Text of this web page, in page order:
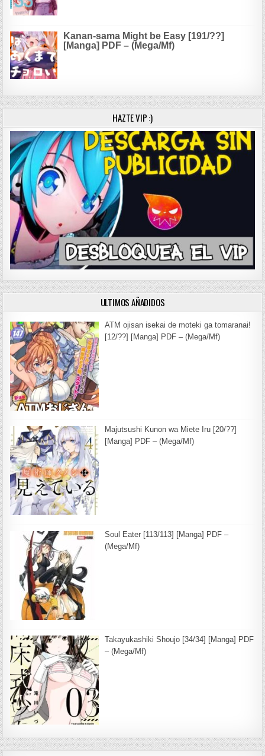
Kanan-sama Might be Easy [191/??]
[Manga] PDF – (Mega/Mf)
HAZTE VIP :)
ULTIMOS AÑADIDOS
ATM ojisan isekai de moteki ga tomaranai!
[12/??] [Manga] PDF – (Mega/Mf)
Majutsushi Kunon wa Miete Iru [20/??]
[Manga] PDF – (Mega/Mf)
Soul Eater [113/113] [Manga] PDF –
(Mega/Mf)
Takayukashiki Shoujo [34/34] [Manga] PDF
– (Mega/Mf)